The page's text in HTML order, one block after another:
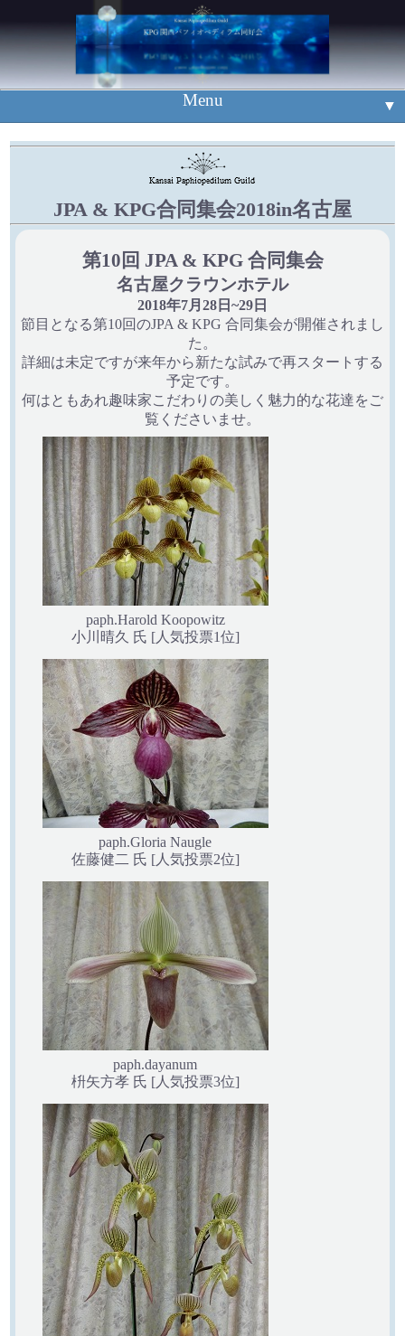
Menu ▼
▼
▼
例会案内
新入賞花
mail
Event
旧ホームページ
JPA & KPG合同集会2018in名古屋
第10回 JPA & KPG 合同集会
名古屋クラウンホテル
2018年7月28日~29日
節目となる第10回のJPA & KPG 合同集会が開催されまし
た。
詳細は未定ですが来年から新たな試みで再スタートする
予定です。
何はともあれ趣味家こだわりの美しく魅力的な花達をご
覧くださいませ。
paph.Harold Koopowitz
小川晴久 氏 [人気投票1位]
paph.Gloria Naugle
佐藤健二 氏 [人気投票2位]
paph.dayanum
枡矢方孝 氏 [人気投票3位]